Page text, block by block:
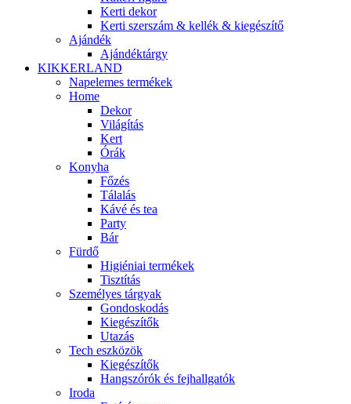
Kerti dekor
Kerti szerszám & kellék & kiegészítő
Ajándék
Ajándéktárgy
KIKKERLAND
Napelemes termékek
Home
Dekor
Világítás
Kert
Órák
Konyha
Főzés
Tálalás
Kávé és tea
Party
Bár
Fürdő
Higiéniai termékek
Tisztítás
Személyes tárgyak
Gondoskodás
Kiegészítők
Utazás
Tech eszközök
Kiegészítők
Hangszórók és fejhallgatók
Iroda